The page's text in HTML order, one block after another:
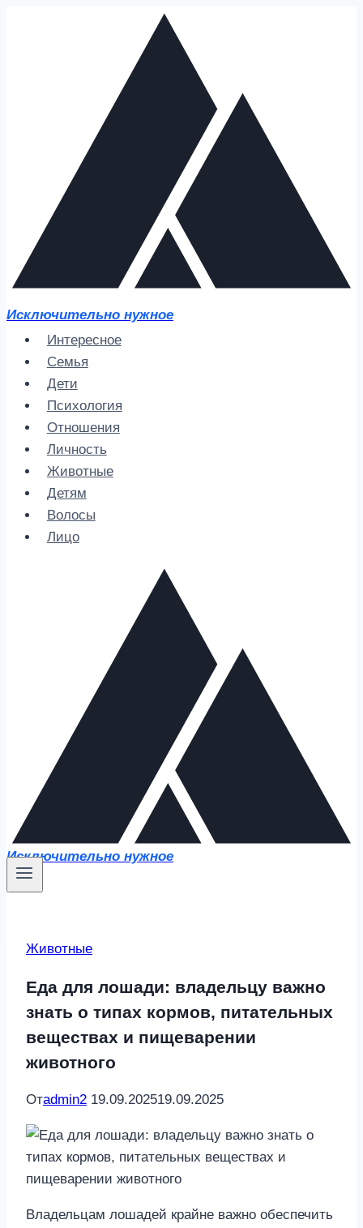
Исключительно нужное
Интересное
Семья
Дети
Психология
Отношения
Личность
Животные
Детям
Волосы
Лицо
Исключительно нужное
Животные
Еда для лошади: владельцу важно
знать о типах кормов, питательных
веществах и пищеварении
животного
Отadmin2 19.09.202519.09.2025
Владельцам лошадей крайне важно обеспечить